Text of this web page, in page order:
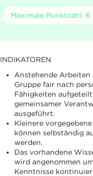
Maximale Punktzahl: 6
INDIKATOREN
Anstehende Arbeiten
Gruppe fair nach
Fähigkeiten
gemeinsamer
ausgeführt.
Kleinere
können selbständig
werden.
Das vorhandene
wird angenommen
Kenntnisse